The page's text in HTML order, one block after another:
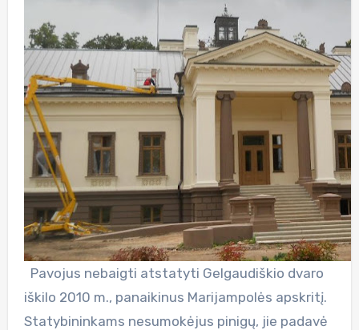
Pavojus nebaigti atstatyti Gelgaudiškio dvaro
iškilo 2010 m., panaikinus Marijampolės apskritį.
Statybininkams nesumokėjus pinigų, jie padavė